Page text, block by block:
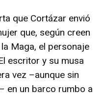
que Cortázar envió
que, según creen
Maga, el personaje
escritor y su musa
vez –aunque sin
en un barco rumbo a